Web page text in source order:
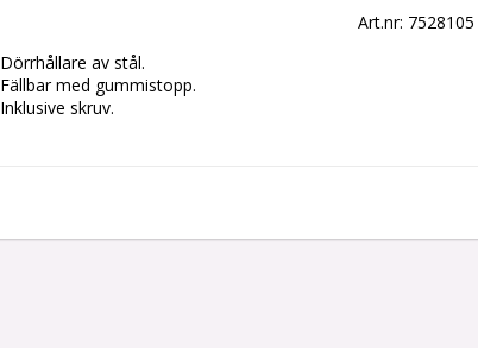
Art.nr: 7528105
Dörrhållare av stål.
Fällbar med gummistopp.
Inklusive skruv.